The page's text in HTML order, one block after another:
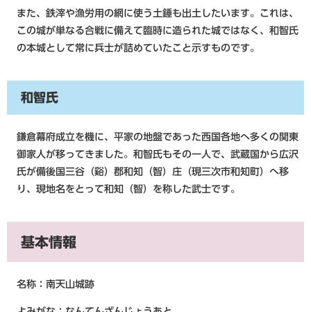
また、鉄滓や漁労用の網に使う土錘も出土したいます。これは、
この城が単なる合戦に備えて臨時に造られた城ではなく、和智氏
の本城として常に兵士が詰めていたこと示すものです。​
和智氏
鎌倉幕府成立を機に、平家の地盤であった西国各地へ多くの関東
御家人が移ってきました。和智氏もその一人で、武蔵国から広沢
氏が備後国三谷（谿）郡和知（智）庄（現三次市和知町）へ移
り、現地名をとって和知（智）を称した武士です。
基本情報
名称：南天山城跡